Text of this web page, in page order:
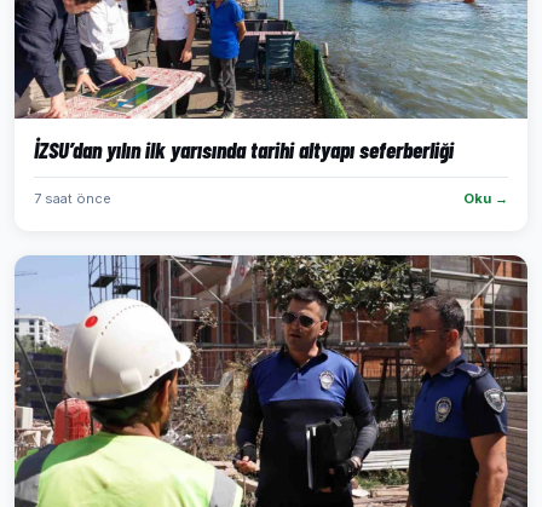
İZSU’dan yılın ilk yarısında tarihi altyapı seferberliği
7 saat önce Oku →